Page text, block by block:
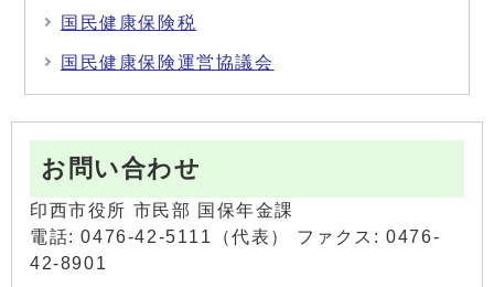
国民健康保険税
国民健康保険運営協議会
お問い合わせ
印西市役所 市民部 国保年金課
電話: 0476-42-5111（代表） ファクス: 0476-
42-8901